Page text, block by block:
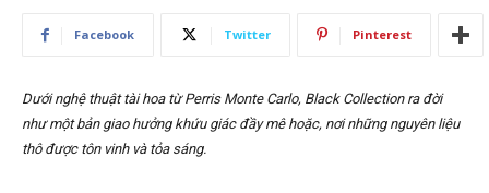
Facebook Twitter Pinterest
Dưới nghệ thuật tài hoa từ Perris Monte Carlo, Black Collection ra đời
như một bản giao hưởng khứu giác đầy mê hoặc, nơi những nguyên liệu
thô được tôn vinh và tỏa sáng.